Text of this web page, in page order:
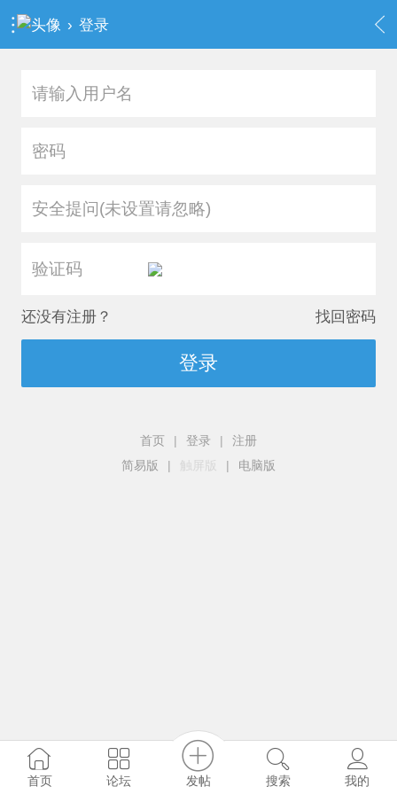
› 登录
安全提问(未设置请忽略)
还没有注册？ 找回密码
登录
首页 | 登录 |
注册
简易版
| 触屏版 | 电脑版
首页 论坛 发帖 搜索 我的